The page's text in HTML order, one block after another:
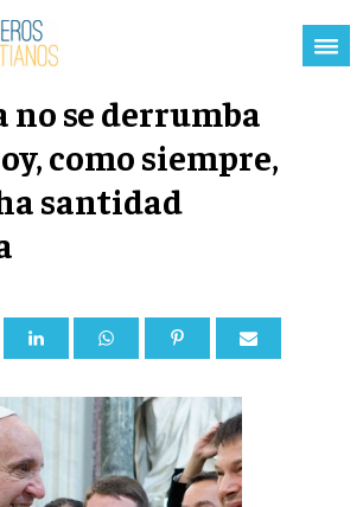
no se derrumba
como siempre,
santidad